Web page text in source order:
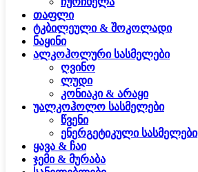
თაფლი
ტკბილეული & შოკოლადი
ნაყინი
ალკოჰოლური სასმელები
ღვინო
ლუდი
კონიაკი & არაყი
უალკოჰოლო სასმელები
წვენი
ენერგეტიკული სასმელები
ყავა & ჩაი
ჯემი & მურაბა